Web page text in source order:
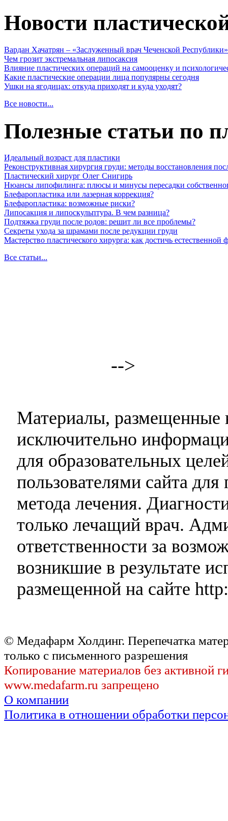
Новости
Вардан Хачатрян – «Заслуженный врач Чеченской Республики»
Чем грозит экстремальная липосаксия
Влияние пластических операций на самооценку и
Какие пластические операции лица популярны сегодня
Ушки на ягодицах: откуда приходят и куда уходят?
Все новости...
Полезные статьи по
Идеальный возраст для пластики
Реконструктивная хирургия груди: методы восстановления
Пластический хирург Олег Снигирь
Нюансы липофилинга: плюсы и минусы пересадки
Блефаропластика или лазерная коррекция?
Блефаропластика: возможные риски?
Липосакция и липоскульптура. В чем разница?
Подтяжка груди после родов: решит ли все проблемы?
Секреты ухода за шрамами после редукции груди
Мастерство пластического хирурга: как достичь
Все статьи...
-->
Материалы, размещенные
исключительно
для образовательных
пользователями сайта
метода лечения.
только лечащий врач.
ответственности за
возникшие в результате
размещенной на сайте
© Медафарм Холдинг. Перепечатка
только с письменного разрешения
Копирование материалов без активной
www.medafarm.ru запрещено
О компании
Политика в отношении обработки